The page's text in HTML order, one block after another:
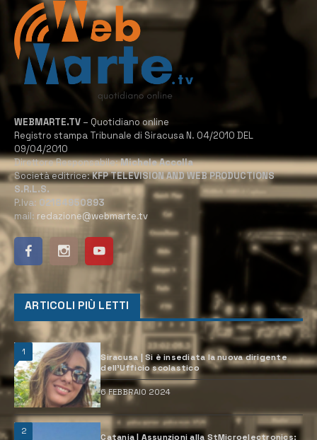
WEBMARTE.TV – Quotidiano online
Registro stampa Tribunale di Siracusa N. 04/2010 DEL
09/04/2010
Direttore Responsabile:Michele Accolla
Società editrice:KFP TELEVISION AND WEB PRODUCTIONS
S.R.L.S.
P.Iva: 02184950893
mail: redazione@webmarte.tv
ARTICOLI PIÙ LETTI
1
Siracusa | Si è insediata la nuova dirigente
dell’Ufficio scolastico
6 FEBBRAIO 2024
2
Catania | Assunzioni alla StMicroelectronics: